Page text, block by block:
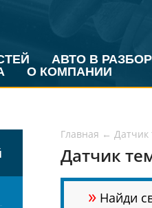
АВТО В РАЗБОР
О КОМПАНИИ
Главная ← Датчик
Датчик
» Найди